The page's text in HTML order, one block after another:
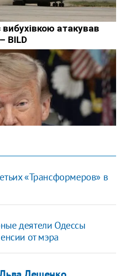
«Трансформеров» в
деятели Одессы
от мэра